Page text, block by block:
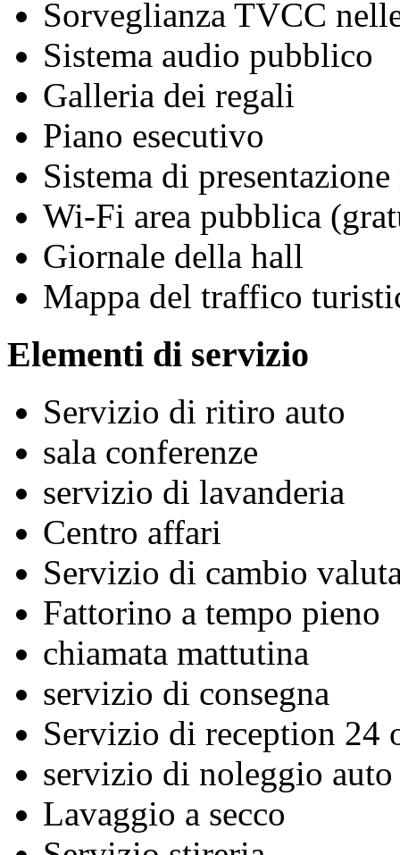
Sorveglianza TVCC
Sistema audio pubblico
Galleria dei regali
Piano esecutivo
Sistema di
Wi-Fi area pubblica
Giornale della hall
Mappa del traffico
Elementi di servizio
Servizio di ritiro auto
sala conferenze
servizio di lavanderia
Centro affari
Servizio di cambio
Fattorino a tempo pieno
chiamata mattutina
servizio di consegna
Servizio di reception 24
servizio di noleggio auto
Lavaggio a secco